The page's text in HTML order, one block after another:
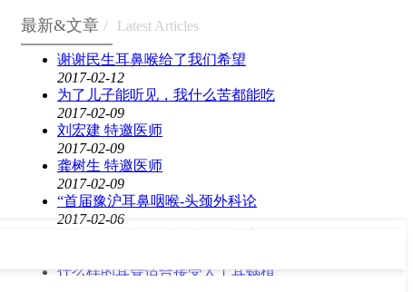
最新&文章 / Latest Articles
谢谢民生耳鼻喉给了我们希望
2017-02-12
为了儿子能听见，我什么苦都能吃
2017-02-09
刘宏建 特邀医师
2017-02-09
龚树生 特邀医师
2017-02-09
“首届豫沪耳鼻咽喉-头颈外科论
2017-02-06
什么样的耳聋适合接受人工耳蜗植